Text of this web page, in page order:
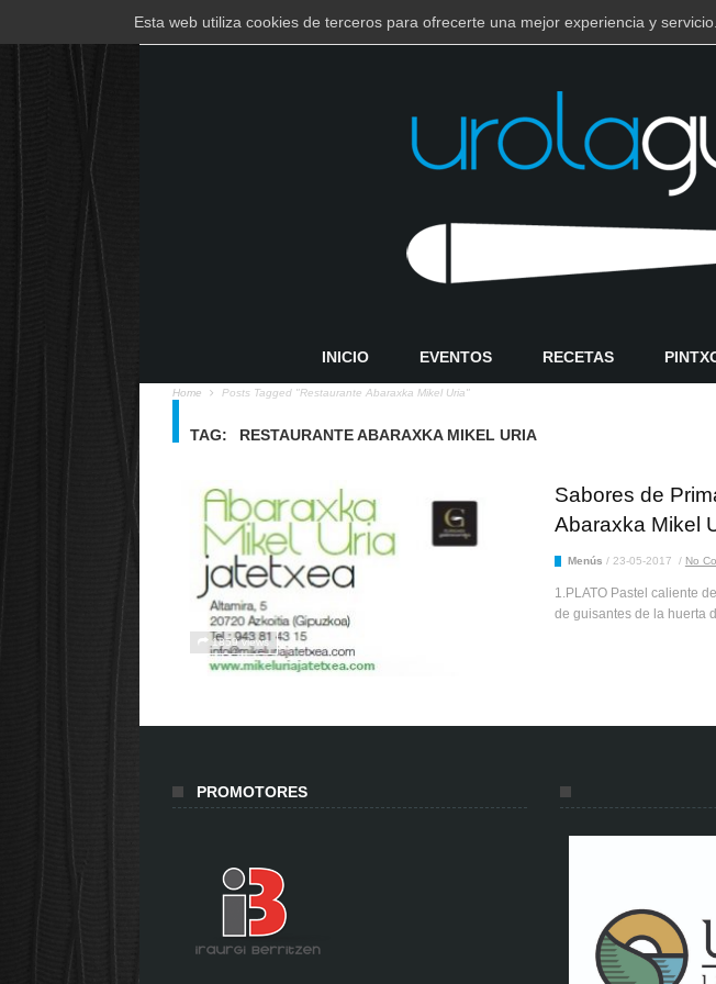
EUSKARA ESPAÑOL
INICIO EVENTOS RECETAS
Home Posts Tagged "restaurante Abaraxka Mikel Uria"
TAG: RESTAURANTE ABARAXKA MIKEL URIA
1859 views
Sabores de
Abaraxka Mikel
Menús / 23-05-2017 / No
1.PLATO Pastel caliente
de guisantes de la huerta
PROMOTORES
Esta web utiliza cookies de terceros para ofrecerte una mejor experiencia y